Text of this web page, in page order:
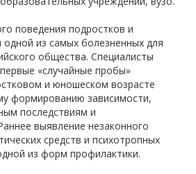
поведения подростков и
из самых болезненных для
общества. Специалисты
«случайные пробы»
и юношеском возрасте
формированию зависимости,
последствиям и
выявление незаконного
средств и психотропных
из форм профилактики.